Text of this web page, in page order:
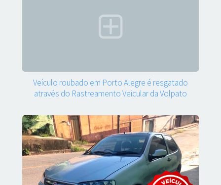
Veículo roubado em Porto Alegre é resgatado
através do Rastreamento Veicular da Volpato